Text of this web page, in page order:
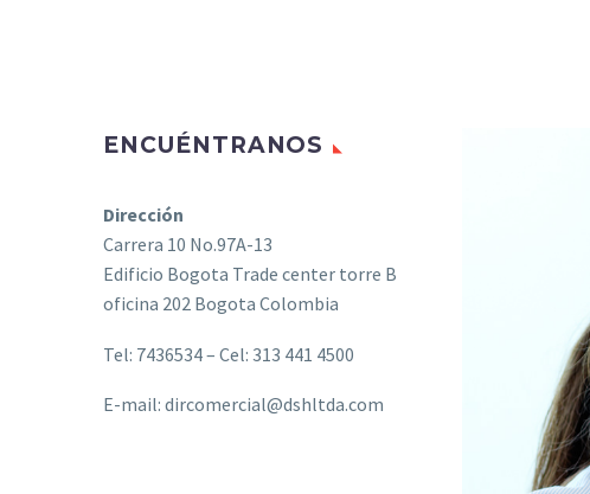
ENCUÉNTRANOS
Dirección
Carrera 10 No.97A-13
Edificio Bogota Trade center torre B
oficina 202 Bogota Colombia
Tel: 7436534 – Cel: 313 441 4500
E-mail: dircomercial@dshltda.com